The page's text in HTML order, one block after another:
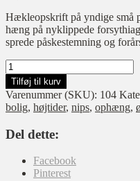
Hækleopskrift på yndige
hæng på nyklippede
sprede påskestemning og
Påskeæg
ophæng
antal
Tilføj til kurv
Varenummer (SKU): 104
bolig, højtider, nips, ophæng,
Del dette:
Facebook
Pinterest